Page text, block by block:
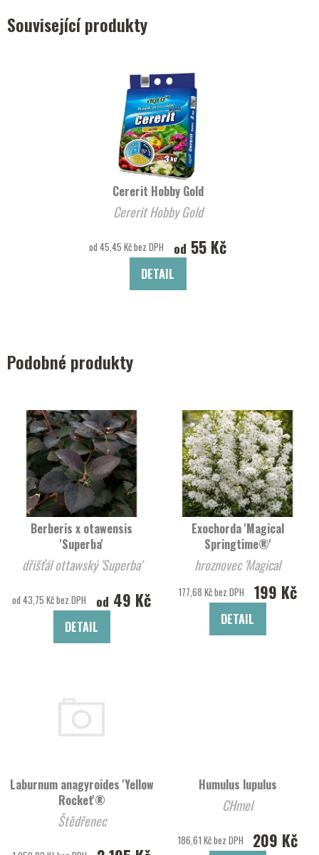
Související produkty
Cererit Hobby Gold
Cererit Hobby Gold
od 45,45 Kč bez DPH od 55 Kč
DETAIL
Podobné produkty
Berberis x otawensis
'Superba'
dřišťál ottawský 'Superba'
od 43,75 Kč bez DPH od 49 Kč
DETAIL
Exochorda 'Magical
Springtime®'
hroznovec 'Magical
Springtime®'
177,68 Kč bez DPH 199 Kč
DETAIL
Laburnum anagyroides 'Yellow
Rocket'®
Štědřenec
Humulus lupulus
CHmel
186,61 Kč bez DPH 209 Kč